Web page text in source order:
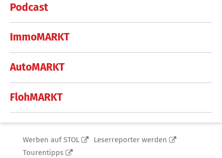
Podcast
ImmoMARKT
AutoMARKT
FlohMARKT
Werben auf STOL
Leserreporter werden
Tourentipps